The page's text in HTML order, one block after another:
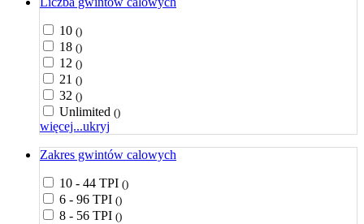
10 ()
18 ()
12 ()
21 ()
32 ()
Unlimited ()
więcej...ukryj
Zakres gwintów calowych
10 - 44 TPI ()
6 - 96 TPI ()
8 - 56 TPI ()